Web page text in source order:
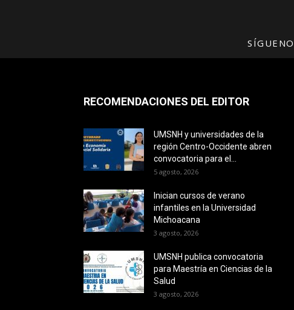
RECOMENDACIONES DEL EDITOR
UMSNH y universidades de la
región Centro-Occidente abren
convocatoria para el...
5 agosto, 2026
Inician cursos de verano
infantiles en la Universidad
Michoacana
3 agosto, 2026
UMSNH publica convocatoria
para Maestría en Ciencias de la
Salud
3 agosto, 2026